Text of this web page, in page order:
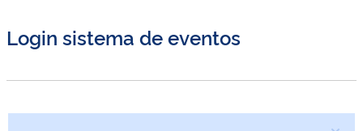
Login sistema de eventos